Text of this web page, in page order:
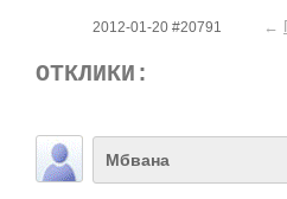
2012-01-20 #20791 ←
ОТКЛИКИ:
Мбвана